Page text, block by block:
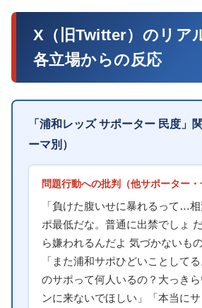
X（旧Twitter）のリ
各立場からの反応
「浦和レッズ サポーター 民度」
ーマ別）
問題行動への批判（他サポーター・
「負けた腹いせに暴れるって…
ポ最低だな。普通に出禁でしょ
ら嫌われるんだよ 気づかないも
「また浦和サポひどいことして
のサポって何人いるの？大っき
ンに来ないでほしい」「本当に